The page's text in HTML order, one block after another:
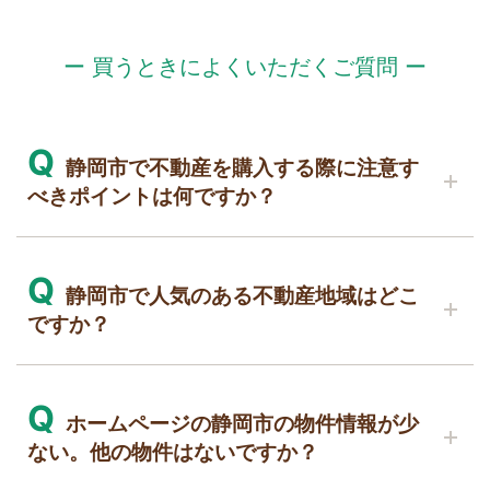
ー 買うときによくいただくご質問 ー
Q 静岡市で不動産を購入する際に注意す
べきポイントは何ですか？
A 静岡市で不動産を購入する際には、以下のポ
イントに注意すると良いでしょう。
静岡市内の各地域はそれぞれ特色があります。学
校や医療施設のアクセス、交通の便、商業施設の
Q 静岡市で人気のある不動産地域はどこ
ですか？
A 静岡市で人気のある不動産地域として、以下
の地域が挙げられます。
Q ホームページの静岡市の物件情報が少
ない。他の物件はないですか？